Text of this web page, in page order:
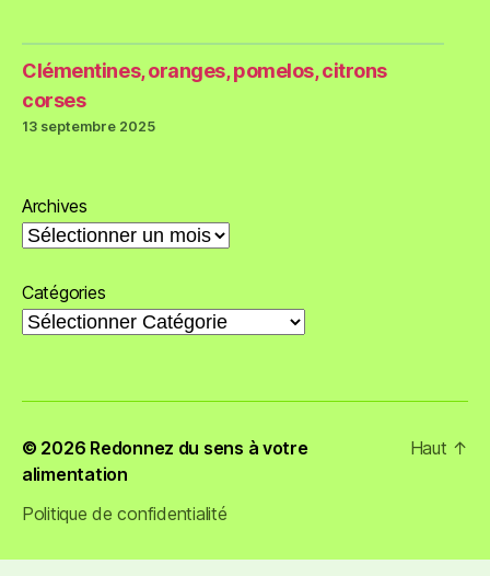
Clémentines, oranges, pomelos, citrons
corses
13 septembre 2025
Archives
Catégories
© 2026 Redonnez du sens à votre
alimentation
Politique de confidentialité
Haut ↑